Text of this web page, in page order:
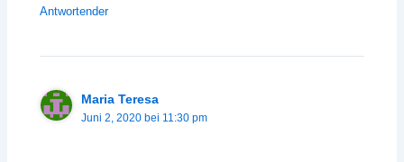
Antwortender
Maria Teresa
Juni 2, 2020 bei 11:30 pm